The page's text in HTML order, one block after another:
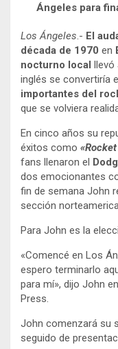
Ángeles para
Los Ángeles .- El
década de 1970 en
nocturno local llevó
inglés se convertiría
importantes del
que se volviera
En cinco años su
éxitos como
fans llenaron el
dos emocionantes
fin de semana John
sección
Para John es la
«Comencé en Los
espero terminarlo
para mí», dijo John
Press.
John comenzará su
seguido de